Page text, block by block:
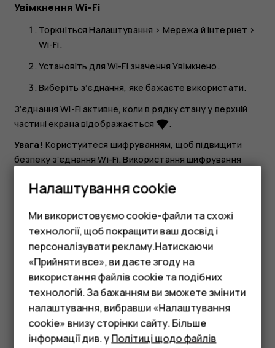
Смартфони
Фічерфони
Аксесуари
Увімкнення Wi-Fi
ТоркнітьсяНалаштування > Мережа й Інтернет >
Wi-Fi.
Установіть для Wi-Fi значенняУвімкнено.
Виберіть з’єднання, яке бажаєте використати.
З’єднання Wi-Fi активне, коли в рядку стану у верхній
частині екрана відображаєтьсяnetwork_wifi.
Увага! Користуйтеся шифруванням, щоб підвищити
безпеку з’єднання Wi-Fi. Використання шифрування
Якщо потрібно відстежувати
місцезнаходження, коли сигнали супутника
недоступні (наприклад, коли ви перебуваєте в
приміщенні або між високими будівлями),
увімкніть Wi-Fi, щоб покращити точність
позиціонування.
Налаштування cookie
Ми використовуємо cookie-файли та схожі
технології, щоб покращити ваш досвід і
персоналізувати рекламу.Натискаючи
«Прийняти все», ви даєте згоду на
використання файлів cookie та подібних
технологій. За бажанням ви зможете змінити
налаштування, вибравши «Налаштування
cookie» внизу сторінки сайту. Більше
інформації див. уПолітиці щодо файлів